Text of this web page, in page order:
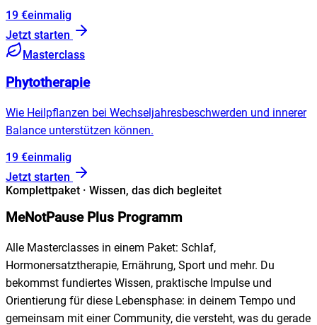
19 €einmalig
Jetzt starten
Masterclass
Phytotherapie
Wie Heilpflanzen bei Wechseljahresbeschwerden und innerer
Balance unterstützen können.
19 €einmalig
Jetzt starten
Komplettpaket · Wissen, das dich begleitet
MeNotPause Plus Programm
Alle Masterclasses in einem Paket: Schlaf,
Hormonersatztherapie, Ernährung, Sport und mehr. Du
bekommst fundiertes Wissen, praktische Impulse und
Orientierung für diese Lebensphase: in deinem Tempo und
gemeinsam mit einer Community, die versteht, was du gerade